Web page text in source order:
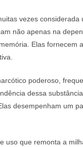
vezes
não apenas na
Elas fornecem
poderoso,
dessa
desempenham um
uso que remonta a